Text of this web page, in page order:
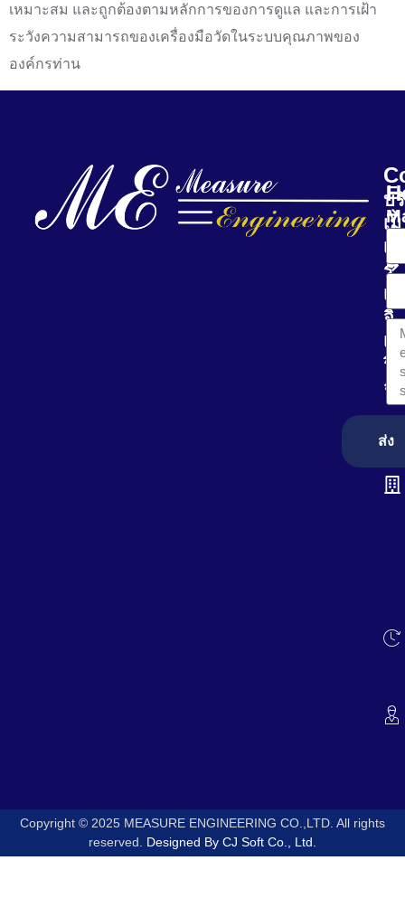
เหมาะสม และถูกต้องตามหลักการของการดูแล และการเฝ้า
ระวังความสามารถของเครื่องมือวัดในระบบคุณภาพของ
องค์กรท่าน
บ
เม
เ
ร์
เ
จิ
เ
ริ่ง
จ
E-
ส่ง
Copyright © 2025 MEASURE ENGINEERING CO.,LTD. All rights
reserved. Designed By CJ Soft Co., Ltd.